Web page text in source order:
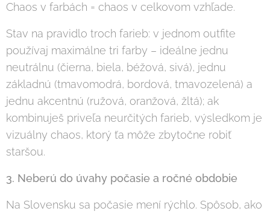
Chaos v farbách = chaos v celkovom vzhľade.
Stav na pravidlo troch farieb: v jednom outfite
používaj maximálne tri farby – ideálne jednu
neutrálnu (čierna, biela, béžová, sivá), jednu
základnú (tmavomodrá, bordová, tmavozelená) a
jednu akcentnú (ružová, oranžová, žltá); ak
kombinuješ priveľa neurčitých farieb, výsledkom je
vizuálny chaos, ktorý ťa môže zbytočne robiť
staršou.
3. Neberú do úvahy počasie a ročné obdobie
Na Slovensku sa počasie mení rýchlo. Spôsob, ako